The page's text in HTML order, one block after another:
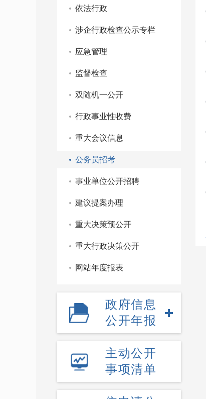
依法行政
涉企行政检查公示专栏
应急管理
监督检查
双随机一公开
行政事业性收费
重大会议信息
公务员招考
事业单位公开招聘
建议提案办理
重大决策预公开
重大行政决策公开
网站年度报表
政府信息
公开年报
主动公开
事项清单